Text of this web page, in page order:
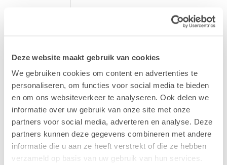
Deze website maakt gebruik van cookies
We gebruiken cookies om content en advertenties te
personaliseren, om functies voor social media te bieden
en om ons websiteverkeer te analyseren. Ook delen we
informatie over uw gebruik van onze site met onze
partners voor social media, adverteren en analyse. Deze
partners kunnen deze gegevens combineren met andere
informatie die u aan ze heeft verstrekt of die ze hebben
verzameld op basis van uw gebruik van hun services.
Veredelaar
Royal van Zanten
Verkrijgbaar
Hele seizoen
FAVORIET